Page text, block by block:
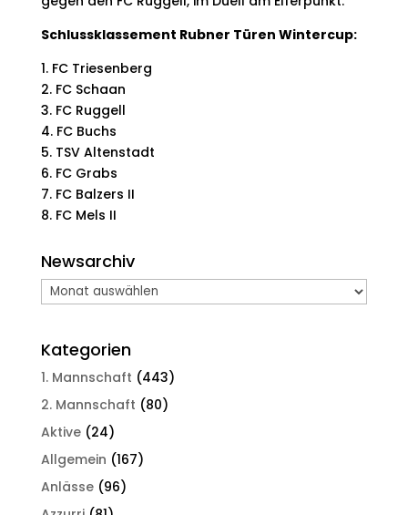
Schlussklassement Rubner Türen Wintercup:
1. FC Triesenberg
2. FC Schaan
3. FC Ruggell
4. FC Buchs
5. TSV Altenstadt
6. FC Grabs
7. FC Balzers II
8. FC Mels II
Newsarchiv
Newsarchiv
Kategorien
1. Mannschaft (443)
2. Mannschaft (80)
Aktive(24)
Allgemein (167)
Anlässe(96)